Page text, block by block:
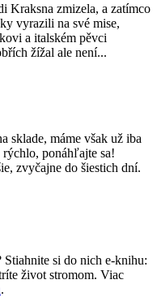
Kraksna zmizela, a zatímco
vyrazili na své mise,
a italském pěvci
žížal ale není...
sklade, máme však už iba
ponáhľajte sa!
zvyčajne do šiestich dní.
si do nich e-knihu:
život stromom. Viac
.